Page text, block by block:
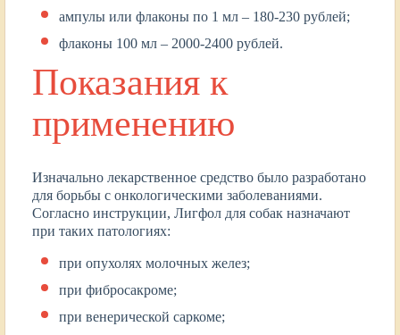
ампулы или флаконы по 1 мл – 180-230 рублей;
флаконы 100 мл – 2000-2400 рублей.
Показания к
применению
Изначально лекарственное средство было разработано
для борьбы с онкологическими заболеваниями.
Согласно инструкции, Лигфол для собак назначают
при таких патологиях:
при опухолях молочных желез;
при фибросакроме;
при венерической саркоме;